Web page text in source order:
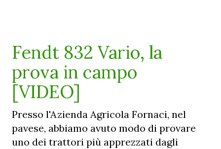
Fendt 832 Vario, la
prova in campo
[VIDEO]
Presso l'Azienda Agricola Fornaci, nel
pavese, abbiamo avuto modo di provare
uno dei trattori più apprezzati dagli